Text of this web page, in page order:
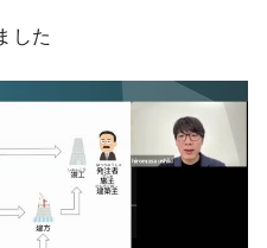
した